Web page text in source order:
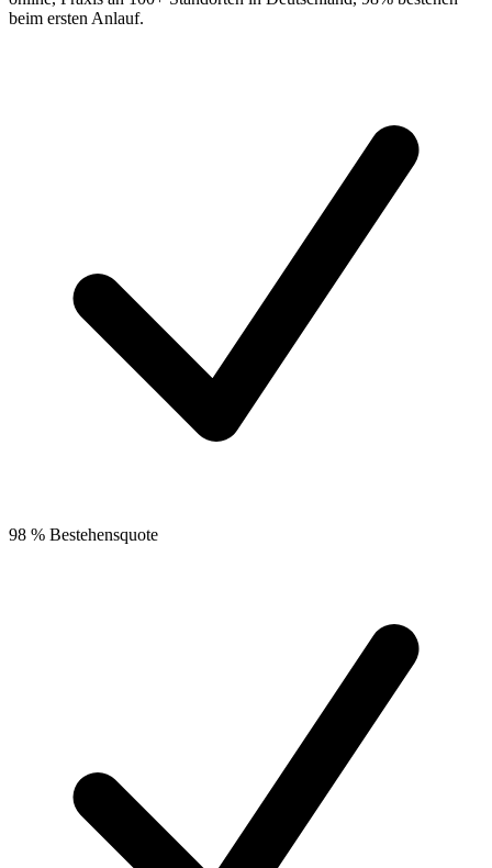
beim ersten Anlauf.
98 % Bestehensquote